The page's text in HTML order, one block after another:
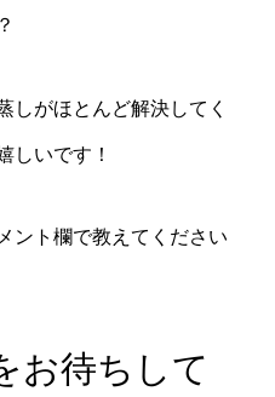
しがほとんど解決してく
しいです！
ント欄で教えてください
お待ちして